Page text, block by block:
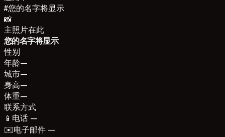
#您的名字将显示
📸
主照片在此
您的名字将显示
性别
年龄—
城市—
身高—
体重—
联系方式
📱 电话 —
✉️电子邮件 —